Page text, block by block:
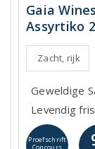
Gaia
Assyrtiko
Zacht, rijk
Geweldige
Levendig
Proefschrift